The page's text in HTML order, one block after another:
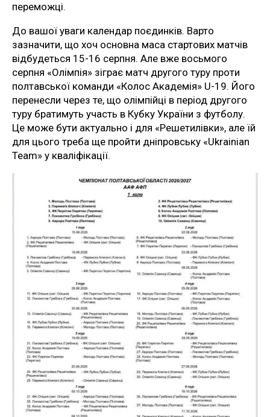
переможці.
До вашої уваги календар поєдинків. Варто
зазначити, що хоч основна маса стартових матчів
відбудеться 15-16 серпня. Але вже восьмого
серпня «Олімпія» зіграє матч другого туру проти
полтавської команди «Колос Академія» U-19. Його
перенесли через те, що олімпійці в період другого
туру братимуть участь в Кубку України з футболу.
Це може бути актуально і для «Решетилівки», але їй
для цього треба ще пройти дніпровську «Ukrainian
Team» у кваліфікації.